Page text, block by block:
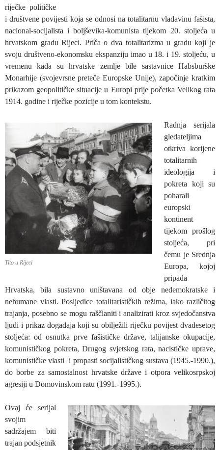
riječke političke
i društvene povijesti koja se odnosi na totalitarnu vladavinu fašista,
nacional-socijalista i boljševika-komunista tijekom 20. stoljeća u
hrvatskom gradu Rijeci. Priča o dva totalitarizma u gradu koji je
svoju društveno-ekonomsku ekspanziju imao u 18. i 19. stoljeću, u
vremenu kada su hrvatske zemlje bile sastavnice Habsburške
Monarhije (svojevrsne preteče Europske Unije), započinje kratkim
prikazom geopolitičke situacije u Europi prije početka Velikog rata
1914. godine i riječke pozicije u tom kontekstu.
Tito u Rijeci
Radnja serijala
gledateljima
otkriva korijene
totalitarnih
ideologija i
pokreta koji su
poharali
europski
kontinent
tijekom prošlog
stoljeća, pri
čemu je Srednja
Europa, kojoj
pripada
Hrvatska, bila sustavno uništavana od obje nedemokratske i
nehumane vlasti. Posljedice totalitarističkih režima, iako različitog
trajanja, posebno se mogu raščlaniti i analizirati kroz svjedočanstva
ljudi i prikaz događaja koji su obilježili riječku povijest dvadesetog
stoljeća: od osnutka prve fašističke države, talijanske okupacije,
komunističkog pokreta, Drugog svjetskog rata, nacističke uprave,
komunističke vlasti i propasti socijalističkog sustava (1945.-1990.),
do borbe za samostalnost hrvatske države i otpora velikosrpskoj
agresiji u Domovinskom ratu (1991.-1995.).
Ovaj će serijal
svojim
sadržajem biti
trajan podsjetnik